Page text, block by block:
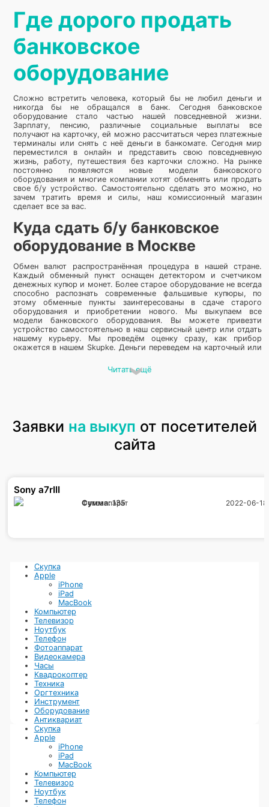
Где дорого продать
банковское
оборудование
Сложно встретить человека, который бы не любил деньги и
никогда бы не обращался в банк. Сегодня банковское
оборудование стало частью нашей повседневной жизни.
Зарплату, пенсию, различные социальные выплаты все
получают на карточку, ей можно рассчитаться через платежные
терминалы или снять с неё деньги в банкомате. Сегодня мир
переместился в онлайн и представить свою повседневную
жизнь, работу, путешествия без карточки сложно. На рынке
постоянно появляются новые модели банковского
оборудования и многие компании хотят обменять или продать
свое б/у устройство. Самостоятельно сделать это можно, но
зачем тратить время и силы, наш комиссионный магазин
сделает все за вас.
Куда сдать б/у банковское
оборудование в Москве
Обмен валют распространённая процедура в нашей стране.
Каждый обменный пункт оснащен детектором и счетчиком
денежных купюр и монет. Более старое оборудование не всегда
способно распознать современные фальшивые купюры, по
этому обменные пункты заинтересованы в сдаче старого
оборудования и приобретении нового. Мы выкупаем все
модели банковского оборудования. Вы можете привезти
устройство самостоятельно в наш сервисный центр или отдать
нашему курьеру. Мы проведём оценку сразу, как прибор
окажется в нашем Skupke. Деньги переведем на карточный или
Вы решили поменять эквайринг в своём магазине, многие
клиенты не могут оплатить своей карточкой, такое бывает.
Платежные карты постоянно совершенствуются и появляется
много новых доступных функций. Вначале люди относились к
быстро заблокировать. Отдать старое банковское
оборудование можно в нашу скупку. Мы не занижаем
стоимость и выплачиваем все деньги сразу.
Каждая коммерческая организация, работающая в банковской
сфере, не имеет возможности плодотворно функционировать
без использования самой разной техники, которая требуется
для проведения расчетно-кассовых операций. В процессе
деятельности компании, устройства, включая разнообразное
компьютерное оборудования, кассовые аппараты, а также
терминалы устаревает и требует замены.
Если пришли к выводу, что наступило время избавиться от
ненужной техники, то вам нужно выгодно продать банковское
оборудование в комиссионный магазин «Skupix.ru»! Продав
новое, бу или сломанное банковское оборудование вы
получите хорошую цену, а деньги будут выплачены на руки без
малейших проволочек.
Читать ещё
Заявки на выкуп от посетителей
сайта
Sony a7rIII
Фотоаппарат
Сумма:135 2022-06-18
Скупка
Apple
iPhone
iPad
MacBook
Компьютер
Телевизор
Ноутбук
Телефон
Фотоаппарат
Видеокамера
Часы
Квадрокоптер
Техника
Оргтехника
Инструмент
Оборудование
Антиквариат
Скупка
Apple
iPhone
iPad
MacBook
Компьютер
Телевизор
Ноутбук
Телефон